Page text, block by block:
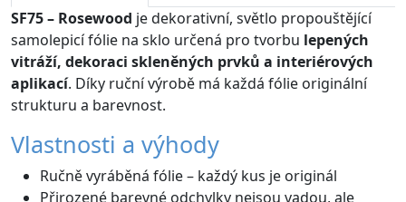
SF75 – Rosewood je dekorativní, světlo propouštějící
samolepicí fólie na sklo určená pro tvorbu lepených
vitráží, dekoraci skleněných prvků a interiérových
aplikací. Díky ruční výrobě má každá fólie originální
strukturu a barevnost.
Vlastnosti a výhody
Ručně vyráběná fólie – každý kus je originál
Přirozené barevné odchylky nejsou vadou, ale